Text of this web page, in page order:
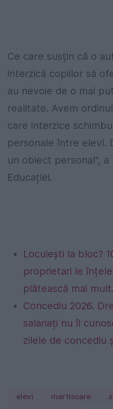
Ce care susțin că o
interzică copiilor să
au nevoie de o mai
realitate. Avem
care interzice
personale între elevi.
un obiect personal", a
Educației.
Locuiești la bloc?
proprietari le
plătească mai
Concediu 2026.
salariați nu îl
zilele de concediu
elevi martisoare